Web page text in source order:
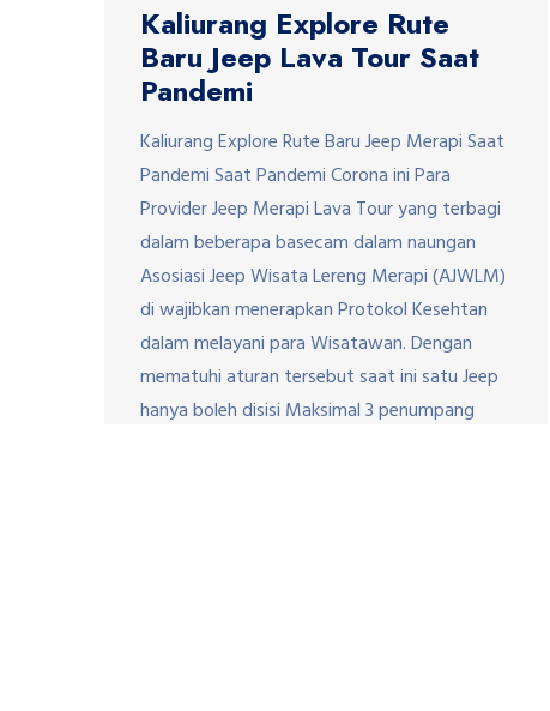
Kaliurang Explore Rute
Baru Jeep Lava Tour Saat
Pandemi
Kaliurang Explore Rute Baru Jeep Merapi Saat
Pandemi Saat Pandemi Corona ini Para
Provider Jeep Merapi Lava Tour yang terbagi
dalam beberapa basecam dalam naungan
Asosiasi Jeep Wisata Lereng Merapi (AJWLM)
di wajibkan menerapkan Protokol Kesehtan
dalam melayani para Wisatawan. Dengan
mematuhi aturan tersebut saat ini satu Jeep
hanya boleh disisi Maksimal 3 penumpang